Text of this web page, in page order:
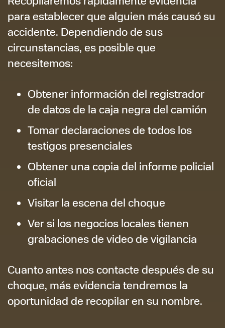
para establecer que alguien más causó su
accidente. Dependiendo de sus
circunstancias, es posible que
necesitemos:
Obtener información del registrador
de datos de la caja negra del camión
Tomar declaraciones de todos los
testigos presenciales
Obtener una copia del informe policial
oficial
Visitar la escena del choque
Ver si los negocios locales tienen
grabaciones de video de vigilancia
Cuanto antes nos contacte después de su
choque, más evidencia tendremos la
oportunidad de recopilar en su nombre.